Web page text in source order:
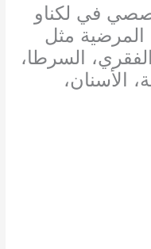
في لكناو
المرضية مثل
السرطا،
الأسنان،